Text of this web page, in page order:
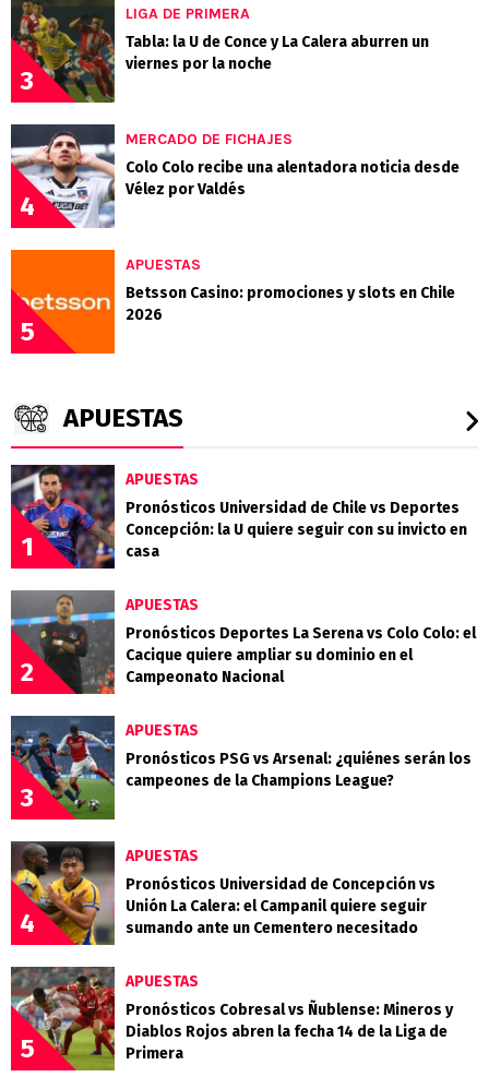
3
LIGA DE PRIMERA
Tabla: la U de Conce y La Calera aburren un
viernes por la noche
4
MERCADO DE FICHAJES
Colo Colo recibe una alentadora noticia desde
Vélez por Valdés
5
APUESTAS
Betsson Casino: promociones y slots en Chile
2026
APUESTAS
1
APUESTAS
Pronósticos Universidad de Chile vs Deportes
Concepción: la U quiere seguir con su invicto en
casa
2
APUESTAS
Pronósticos Deportes La Serena vs Colo Colo: el
Cacique quiere ampliar su dominio en el
Campeonato Nacional
3
APUESTAS
Pronósticos PSG vs Arsenal: ¿quiénes serán los
campeones de la Champions League?
4
APUESTAS
Pronósticos Universidad de Concepción vs
Unión La Calera: el Campanil quiere seguir
sumando ante un Cementero necesitado
5
APUESTAS
Pronósticos Cobresal vs Ñublense: Mineros y
Diablos Rojos abren la fecha 14 de la Liga de
Primera